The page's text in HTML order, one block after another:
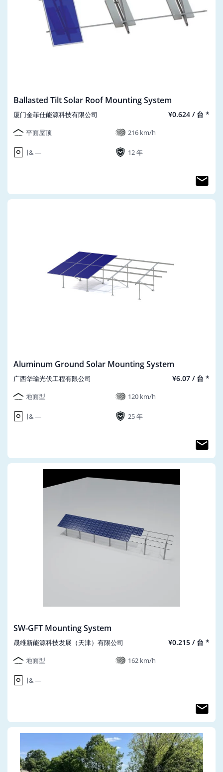
Ballasted Tilt Solar Roof Mounting System
厦门金菲仕能源科技有限公司 ¥0.624 / 台 *
平面屋顶 216 km/h
∣ & ― 12 年
Aluminum Ground Solar Mounting System
广西华瑜光伏工程有限公司 ¥6.07 / 台 *
地面型 120 km/h
∣ & ― 25 年
SW-GFT Mounting System
晟维新能源科技发展（天津）有限公司 ¥0.215 / 台 *
地面型 162 km/h
∣ & ―